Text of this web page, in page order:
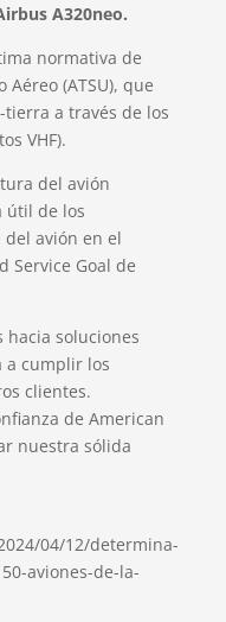
A320neo.
normativa de
(ATSU), que
a través de los
VHF).
del avión
útil de los
avión en el
Service Goal de
hacia soluciones
a cumplir los
clientes.
de American
nuestra sólida
04/12/determina-
aviones-de-la-